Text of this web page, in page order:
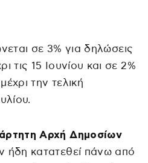
σε 3% για δηλώσεις
τις 15 Ιουνίου και σε 2%
την τελική
Αρχή Δημοσίων
ήδη κατατεθεί πάνω από